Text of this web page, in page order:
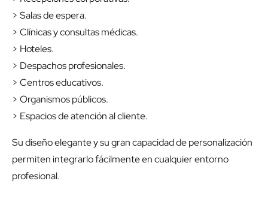
> Salas de espera.
> Clínicas y consultas médicas.
> Hoteles.
> Despachos profesionales.
> Centros educativos.
> Organismos públicos.
> Espacios de atención al cliente.
Su diseño elegante y su gran capacidad de personalización
permiten integrarlo fácilmente en cualquier entorno
profesional.